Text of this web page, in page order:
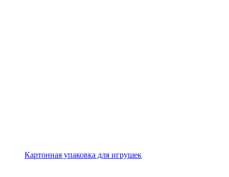
Картонная упаковка для игрушек